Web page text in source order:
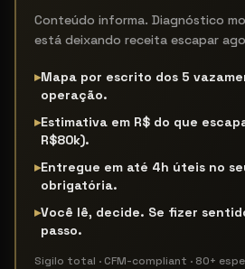
Conteúdo informa. Diagnóstico
está deixando receita escapar
▸Mapa por escrito dos 5
operação.
▸Estimativa em R$ do que
R$80k).
▸Entregue em até 4h úteis no
obrigatória.
▸Você lê, decide. Se fizer
passo.
Sigilo total · CFM-compliant · 80+